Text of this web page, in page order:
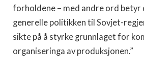
forholdene – med andre ord
generelle politikken til Sovjet-
sikte på å styrke grunnlaget for
organiseringa av produksjonen.”